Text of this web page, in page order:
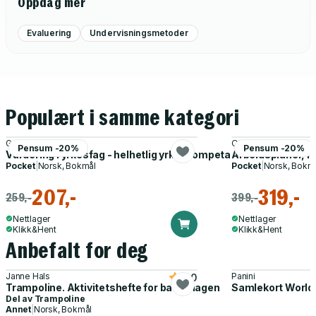
Evaluering Undervisningsmetoder
Populært i samme kategori
Pensum -20%
Grete Haaland
Vurdering i yrkesfag - helhetlig yrkeskompetanse
Pocket| Norsk, Bokmål
259,-207,-
Nettlager
Klikk&Hent
Pensum -20%
Ole Kristian
Arbeidsplaner,
Pocket| Norsk,
399,-319,-
Nettlager
Klikk&Hent
Anbefalt for deg
Janne Hals
Trampoline. Aktivitetshefte for barnehagen
5.0
Del av Trampoline
Annet Norsk, Bokmål
Panini
Samlekort